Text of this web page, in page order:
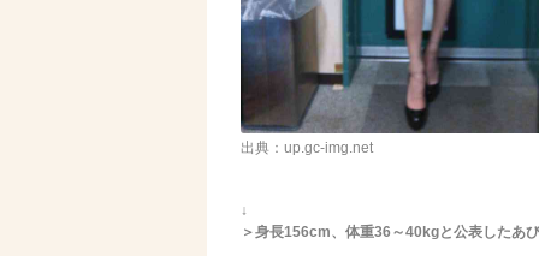
出典：up.gc-img.net
↓
＞身長156cm、体重36～40kgと公表したあ